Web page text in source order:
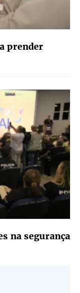
prender
na segurança